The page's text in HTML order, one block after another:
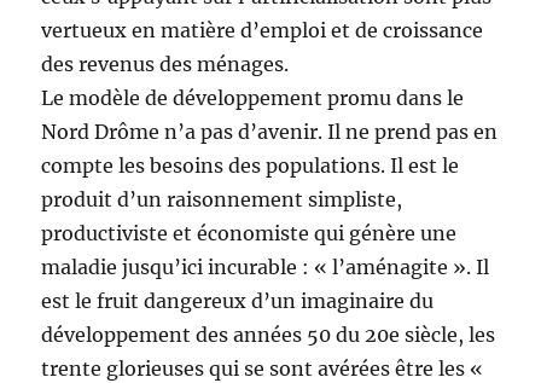
vertueux en matière d’emploi et de croissance
des revenus des ménages.
Le modèle de développement promu dans le
Nord Drôme n’a pas d’avenir. Il ne prend pas en
compte les besoins des populations. Il est le
produit d’un raisonnement simpliste,
productiviste et économiste qui génère une
maladie jusqu’ici incurable : « l’aménagite ». Il
est le fruit dangereux d’un imaginaire du
développement des années 50 du 20e siècle, les
trente glorieuses qui se sont avérées être les «